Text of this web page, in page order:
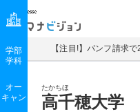
マナビジョン
【注目!】パンフ請求
たかちほ
高千穂大学
学部
学科
オー
キャン